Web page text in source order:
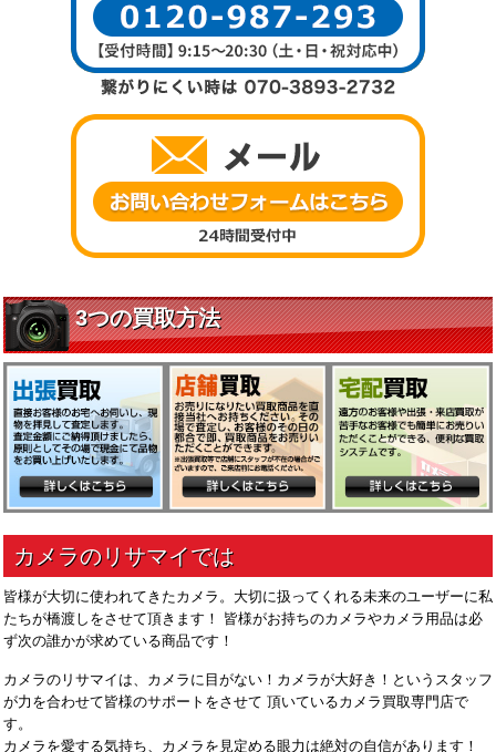
皆様が大切に使われてきたカメラ。大切に扱ってくれる未来のユーザーに私
たちが橋渡しをさせて頂きます！ 皆様がお持ちのカメラやカメラ用品は必
ず次の誰かが求めている商品です！
カメラのリサマイは、カメラに目がない！カメラが大好き！というスタッフ
が力を合わせて皆様のサポートをさせて 頂いているカメラ買取専門店で
す。
カメラを愛する気持ち、カメラを見定める眼力は絶対の自信があります！